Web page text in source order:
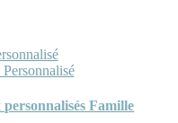
personnalisés Famille